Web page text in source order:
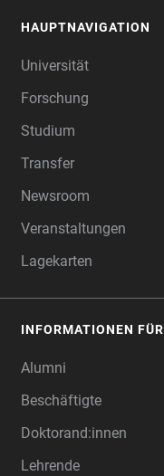
HAUPTNAVIGATION
Universität
Forschung
Studium
Transfer
Newsroom
Veranstaltungen
Lagekarten
INFORMATIONEN FÜR
Alumni
Beschäftigte
Doktorand:innen
Lehrende